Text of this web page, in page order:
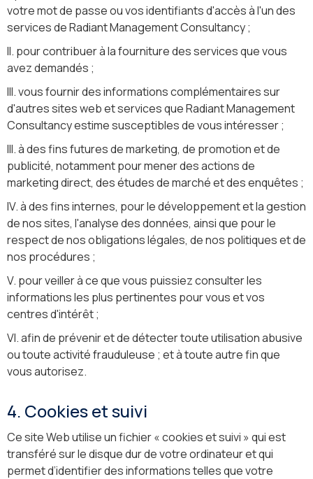
votre mot de passe ou vos identifiants d'accès à l'un des
services de Radiant Management Consultancy ;
II. pour contribuer à la fourniture des services que vous
avez demandés ;
III. vous fournir des informations complémentaires sur
d'autres sites web et services que Radiant Management
Consultancy estime susceptibles de vous intéresser ;
III. à des fins futures de marketing, de promotion et de
publicité, notamment pour mener des actions de
marketing direct, des études de marché et des enquêtes ;
IV. à des fins internes, pour le développement et la gestion
de nos sites, l'analyse des données, ainsi que pour le
respect de nos obligations légales, de nos politiques et de
nos procédures ;
V. pour veiller à ce que vous puissiez consulter les
informations les plus pertinentes pour vous et vos
centres d'intérêt ;
VI. afin de prévenir et de détecter toute utilisation abusive
ou toute activité frauduleuse ; et à toute autre fin que
vous autorisez.
4. Cookies et suivi
Ce site Web utilise un fichier « cookies et suivi » qui est
transféré sur le disque dur de votre ordinateur et qui
permet d’identifier des informations telles que votre